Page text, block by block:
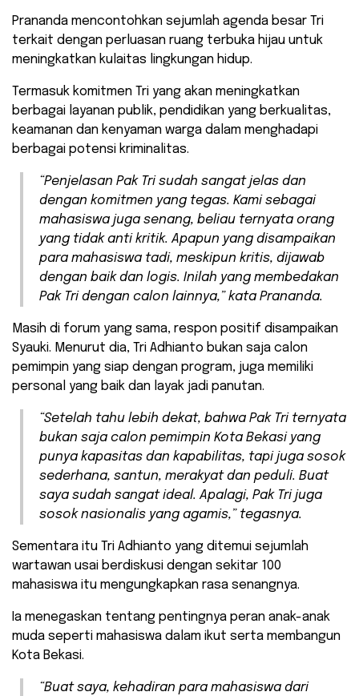
Prananda mencontohkan sejumlah agenda besar Tri
terkait dengan perluasan ruang terbuka hijau untuk
meningkatkan kulaitas lingkungan hidup.
Termasuk komitmen Tri yang akan meningkatkan
berbagai layanan publik, pendidikan yang berkualitas,
keamanan dan kenyaman warga dalam menghadapi
berbagai potensi kriminalitas.
“Penjelasan Pak Tri sudah sangat jelas dan
dengan komitmen yang tegas. Kami sebagai
mahasiswa juga senang, beliau ternyata orang
yang tidak anti kritik. Apapun yang disampaikan
para mahasiswa tadi, meskipun kritis, dijawab
dengan baik dan logis. Inilah yang membedakan
Pak Tri dengan calon lainnya,” kata Prananda.
Masih di forum yang sama, respon positif disampaikan
Syauki. Menurut dia, Tri Adhianto bukan saja calon
pemimpin yang siap dengan program, juga memiliki
personal yang baik dan layak jadi panutan.
“Setelah tahu lebih dekat, bahwa Pak Tri ternyata
bukan saja calon pemimpin Kota Bekasi yang
punya kapasitas dan kapabilitas, tapi juga sosok
sederhana, santun, merakyat dan peduli. Buat
saya sudah sangat ideal. Apalagi, Pak Tri juga
sosok nasionalis yang agamis,” tegasnya.
Sementara itu Tri Adhianto yang ditemui sejumlah
wartawan usai berdiskusi dengan sekitar 100
mahasiswa itu mengungkapkan rasa senangnya.
Ia menegaskan tentang pentingnya peran anak-anak
muda seperti mahasiswa dalam ikut serta membangun
Kota Bekasi.
“Buat saya, kehadiran para mahasiswa dari